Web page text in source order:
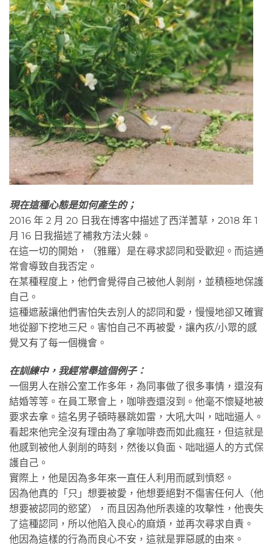
現在這種心態是如何產生的；
2016 年 2 月 20 日我在博客中描述了西洋蓍草，2018 年 1
月 16 日我描述了補救方法火棘。
在這一切的開始，（雅羅）是在尋求認同和受歡迎。而這通
常會導致自我否定。
在某種程度上，他們會覺得自己被他人剝削，並積極地保護
自己。
這種遮蔽讓他們害怕失去別人的認同和愛，慢慢地卻又確實
地從腳下挖地三尺。害怕自己不再被愛，讓內疚/小眾的感
覺又有了每一個機會。
在訓練中，我經常舉這個例子：
一個男人在辦公室工作多年，為同事做了很多事情，還沒有
結婚等等。在員工聚會上，咖啡壺還沒到。他毫不懷疑地被
要求去拿。這名男子頓時暴跳如雷，大吼大叫，咄咄逼人。
看起來他完全沒有理由為了拿咖啡壺而如此瘋狂，但這就是
他感到被他人剝削的時刻，然後以負面、咄咄逼人的方式保
護自己。
實際上，他是因為多年來一直任人利用而感到憤怒。
因為他真的「只」想要被愛，他想要絕對不傷害任何人（他
想要被認同的慾望），而且因為他所表達的攻擊性，他喪失
了這種認同，所以他陷入良心的麻煩，並再次尋求自責。
他因為這樣的行為而良心不安，這就是罪惡感的由來。